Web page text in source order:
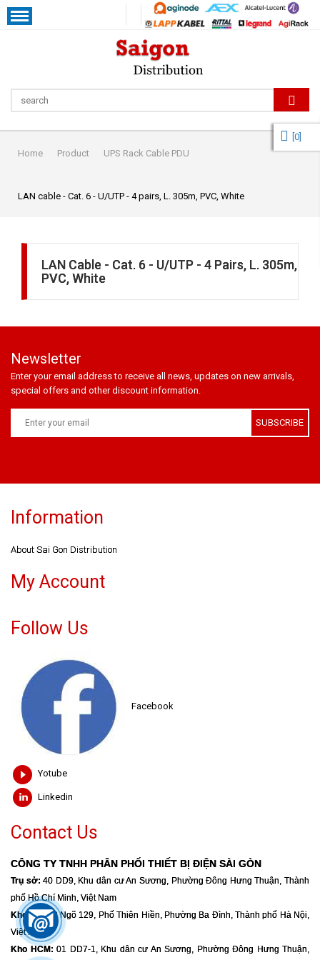
Home Product UPS Rack Cable PDU
LAN cable - Cat. 6 - U/UTP - 4 pairs, L. 305m, PVC, White
LAN Cable - Cat. 6 - U/UTP - 4 Pairs, L. 305m,
PVC, White
Newsletter
Enter your email address to receive all news, updates on new arrivals,
special offers and other discount information.
SUBSCRIBE
Information
About Sai Gon Distribution
My Account
Follow Us
Facebook
Yotube
Linkedin
Contact Us
CÔNG TY TNHH PHÂN PHỐI THIẾT BỊ ĐIỆN SÀI GÒN
Trụ sở: 40 DD9, Khu dân cư An Sương, Phường Đông Hưng Thuận, Thành
phố Hồ Chí Minh, Việt Nam
Kho HN:39 Ngõ 129, Phố Thiên Hiền, Phường Ba Đình, Thành phố Hà Nội,
Việt Nam
Kho HCM: 01 DD7-1, Khu dân cư An Sương, Phường Đông Hưng Thuận,
[0]